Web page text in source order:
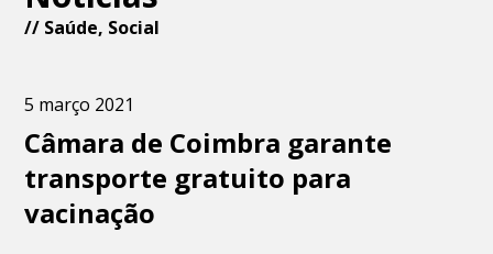
// Saúde, Social
5 março 2021
Câmara de Coimbra garante
transporte gratuito para
vacinação